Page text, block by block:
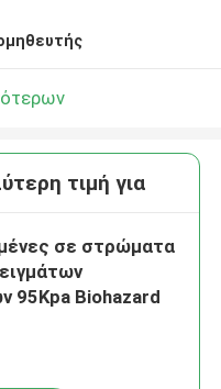
τιμή για
σε στρώματα
95Kpa Biohazard